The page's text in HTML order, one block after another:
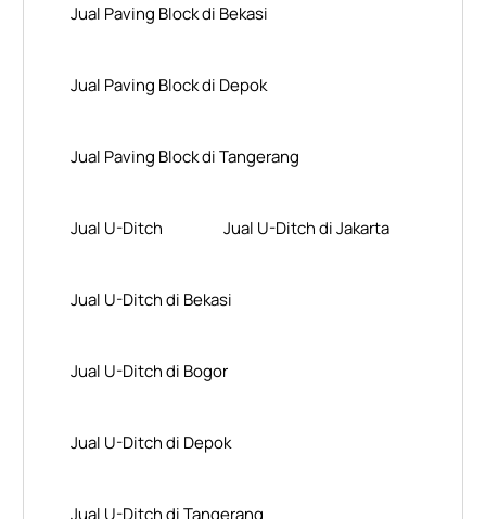
Jual Paving Block di Bekasi
Jual Paving Block di Depok
Jual Paving Block di Tangerang
Jual U-Ditch Jual U-Ditch di Jakarta
Jual U-Ditch di Bekasi
Jual U-Ditch di Bogor
Jual U-Ditch di Depok
Jual U-Ditch di Tangerang